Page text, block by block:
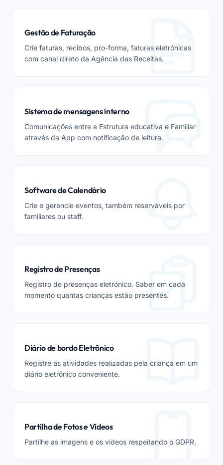
Gestão de Faturação
Crie faturas, recibos, pro-forma, faturas eletrónicas
com canal direto da Agência das Receitas.
Sistema de mensagens interno
Comunicações entre a Estrutura educativa e Familiar
através da App com notificação de leitura.
Software de Calendário
Crie e gerencie eventos, também reserváveis por
familiares ou staff.
Registro de Presenças
Registro de presenças eletrónico. Saber em cada
momento quantas crianças estão presentes.
Diário de bordo Eletrônico
Registre as atividades realizadas pela criança em um
diário eletrônico conveniente.
Partilha de Fotos e Vídeos
Partilhe as imagens e os vídeos respeitando o GDPR.